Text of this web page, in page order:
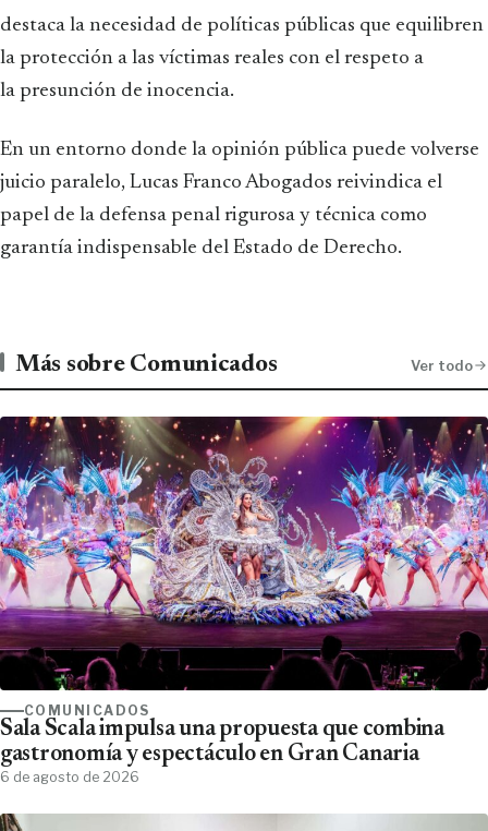
destaca la necesidad de políticas públicas que equilibren
la protección a las víctimas reales con el respeto a
la presunción de inocencia.
En un entorno donde la opinión pública puede volverse
juicio paralelo, Lucas Franco Abogados reivindica el
papel de la defensa penal rigurosa y técnica como
garantía indispensable del Estado de Derecho.
Más sobre Comunicados Ver todo
COMUNICADOS
Sala Scala impulsa una propuesta que combina
gastronomía y espectáculo en Gran Canaria
6 de agosto de 2026